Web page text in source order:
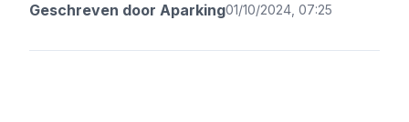
Geschreven door Aparking01/10/2024, 07:25